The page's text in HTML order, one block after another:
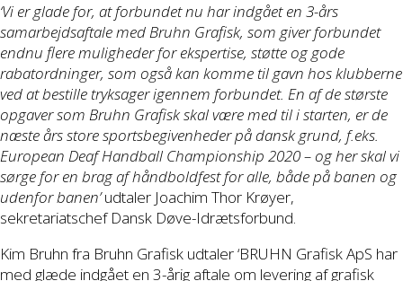
‘Vi er glade for, at forbundet nu har indgået en 3-års
samarbejdsaftale med Bruhn Grafisk, som giver forbundet
endnu flere muligheder for ekspertise, støtte og gode
rabatordninger, som også kan komme til gavn hos klubberne
ved at bestille tryksager igennem forbundet. En af de største
opgaver som Bruhn Grafisk skal være med til i starten, er de
næste års store sportsbegivenheder på dansk grund, f.eks.
European Deaf Handball Championship 2020 – og her skal vi
sørge for en brag af håndboldfest for alle, både på banen og
udenfor banen’udtaler Joachim Thor Krøyer,
sekretariatschef Dansk Døve-Idrætsforbund.
Kim Bruhn fra Bruhn Grafisk udtaler ‘BRUHN Grafisk ApS har
med glæde indgået en 3-årig aftale om levering af grafisk